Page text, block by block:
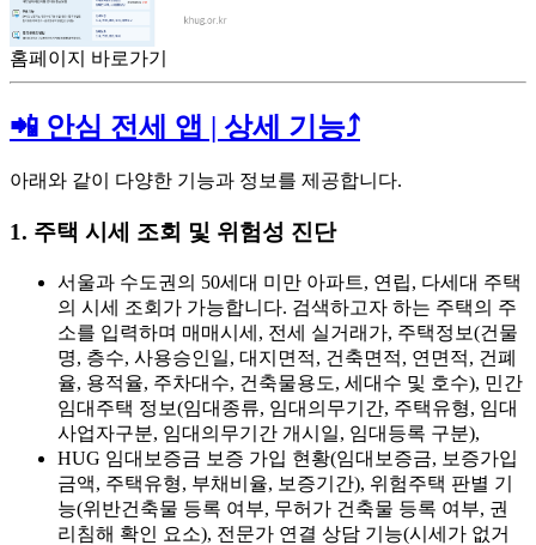
홈페이지 바로가기
📲 안심 전세 앱 | 상세 기능⤴️
아래와 같이 다양한 기능과 정보를 제공합니다.
1. 주택 시세 조회 및 위험성 진단
서울과 수도권의 50세대 미만 아파트, 연립, 다세대 주택
의 시세 조회가 가능합니다. 검색하고자 하는 주택의 주
소를 입력하며 매매시세, 전세 실거래가, 주택정보(건물
명, 층수, 사용승인일, 대지면적, 건축면적, 연면적, 건폐
율, 용적율, 주차대수, 건축물용도, 세대수 및 호수), 민간
임대주택 정보(임대종류, 임대의무기간, 주택유형, 임대
사업자구분, 임대의무기간 개시일, 임대등록 구분),
HUG 임대보증금 보증 가입 현황(임대보증금, 보증가입
금액, 주택유형, 부채비율, 보증기간), 위험주택 판별 기
능(위반건축물 등록 여부, 무허가 건축물 등록 여부, 권
리침해 확인 요소), 전문가 연결 상담 기능(시세가 없거